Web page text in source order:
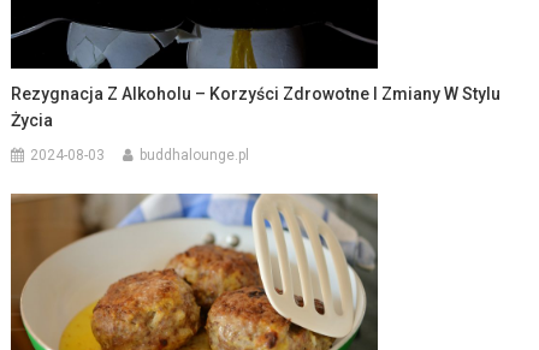
Rezygnacja Z Alkoholu – Korzyści Zdrowotne I Zmiany W Stylu
Życia
2024-08-03 buddhalounge.pl